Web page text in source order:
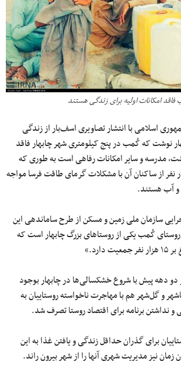
اسلامی با انتشار تصاویری اسف‌بار از زندگی
نوشت که کُمب در پنج کیلومتری شهر چابهار فاقد
مدرسه و سایر امکانات رفاهی است به طوری که
بیش از ۲۳ هزار نفر از ساکنان آن با مشکلات گرمای طاقت فرسا مواجه
و آب هستند.
سازمان ملی زمین و مسکن از طرح ساماندهی این
کُمب یکی از روستاهای بزرگ چابهار است که
دهه پیش با شروع خشکسالی‌ها در چابهار بوجود
و گل‌شهر هم با مهاجرت ناخواسته روستاییان به
و نداشتن برنامه برای اقتصاد روستا تصرف شد.
برای گذران حداقل زندگی و یافتن غذا به این
نیز مدیریت شهری آنها را از شهر بیرون راند.